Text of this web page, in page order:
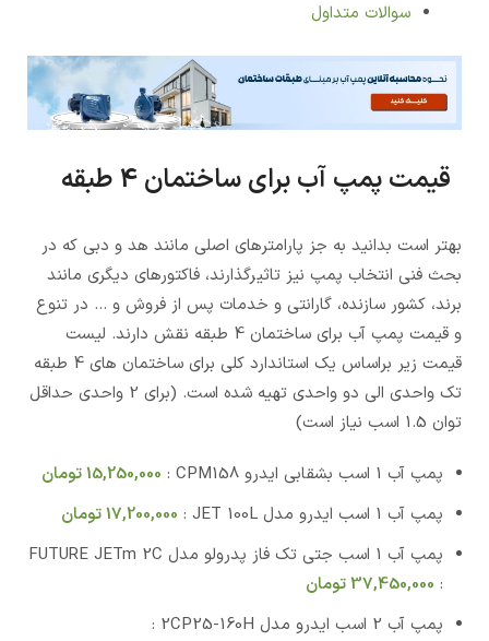
سوالات متداول
قیمت پمپ آب برای ساختمان 4 طبقه
بهتر است بدانید به جز پارامترهای اصلی مانند هد و دبی که در
بحث فنی انتخاب پمپ نیز تاثیرگذارند، فاکتورهای دیگری مانند
برند، کشور سازنده، گارانتی و خدمات پس از فروش و ... در تنوع
و قیمت پمپ آب برای ساختمان 4 طبقه نقش دارند. لیست
قیمت زیر براساس یک استاندارد کلی برای ساختمان های 4 طبقه
تک واحدی الی دو واحدی تهیه شده است. (برای 2 واحدی حداقل
توان 1.5 اسب نیاز است)
پمپ آب 1 اسب بشقابی ایدرو CPM158 : 15,250,000تومان
پمپ آب 1 اسب ایدرو مدل JET 100L :
17,200,000تومان
پمپ آب 1 اسب جتی تک فاز پدرولو مدل FUTURE JETm 2C
:
37,450,000تومان
پمپ آب 2 اسب ایدرو مدل 2CP25-160H :